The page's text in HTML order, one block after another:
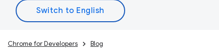
Chrome for Developers Blog